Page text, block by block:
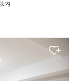
内